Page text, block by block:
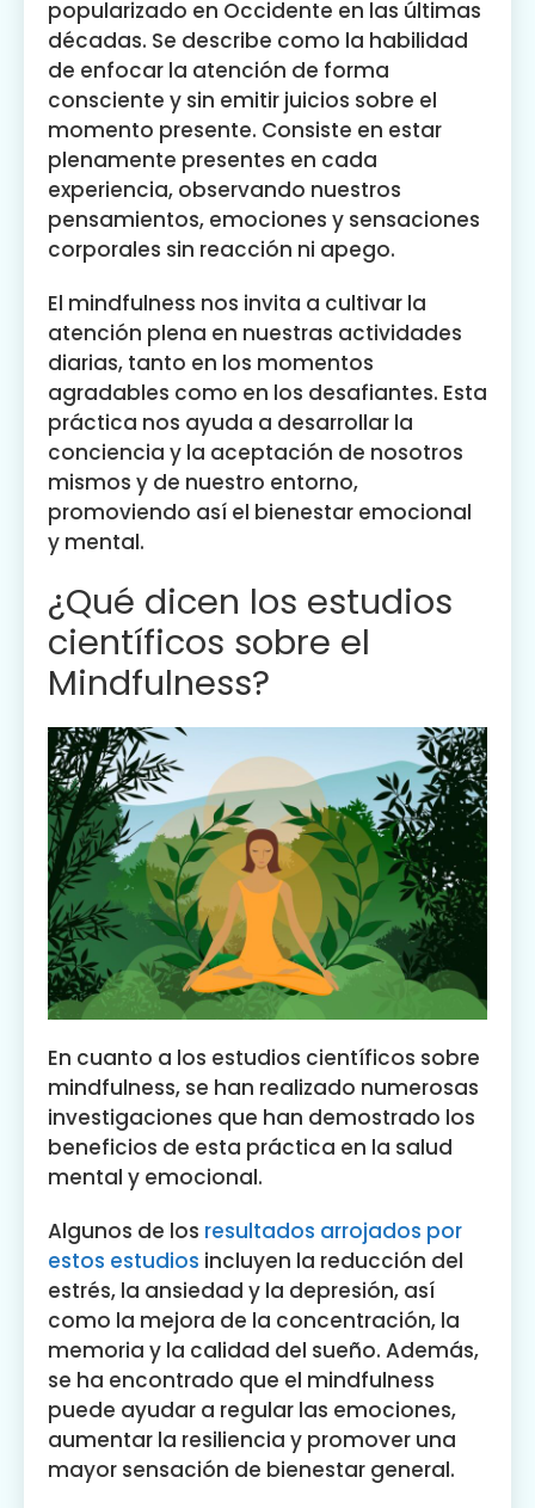
popularizado en Occidente en las últimas
décadas. Se describe como la habilidad
de enfocar la atención de forma
consciente y sin emitir juicios sobre el
momento presente. Consiste en estar
plenamente presentes en cada
experiencia, observando nuestros
pensamientos, emociones y sensaciones
corporales sin reacción ni apego.
El mindfulness nos invita a cultivar la
atención plena en nuestras actividades
diarias, tanto en los momentos
agradables como en los desafiantes. Esta
práctica nos ayuda a desarrollar la
conciencia y la aceptación de nosotros
mismos y de nuestro entorno,
promoviendo así el bienestar emocional
y mental.
¿Qué dicen los estudios
científicos sobre el
Mindfulness?
En cuanto a los estudios científicos sobre
mindfulness, se han realizado numerosas
investigaciones que han demostrado los
beneficios de esta práctica en la salud
mental y emocional.
Algunos de los resultados arrojados por
estos estudios incluyen la reducción del
estrés, la ansiedad y la depresión, así
como la mejora de la concentración, la
memoria y la calidad del sueño. Además,
se ha encontrado que el mindfulness
puede ayudar a regular las emociones,
aumentar la resiliencia y promover una
mayor sensación de bienestar general.